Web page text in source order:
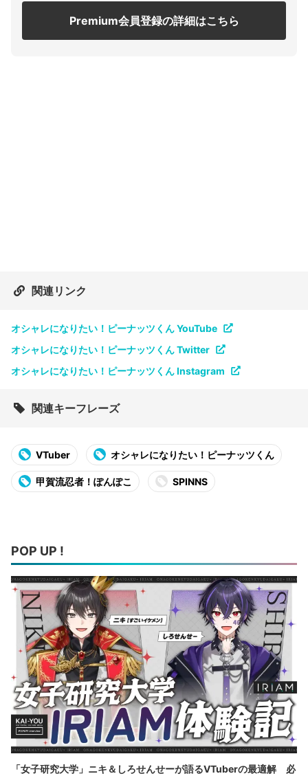
Premium会員登録の詳細はこちら
関連リンク
オシャレになりたい！ピーナッツくん YouTube
オシャレになりたい！ピーナッツくん Twitter
オシャレになりたい！ピーナッツくん Instagram
関連キーフレーズ
VTuber オシャレになりたい！ピーナッツくん
甲賀流忍者！ぽんぽこ SPINNS
POP UP !
「女子研究大学」ニキ＆しろせんせーが語るVTuberの最適解 必